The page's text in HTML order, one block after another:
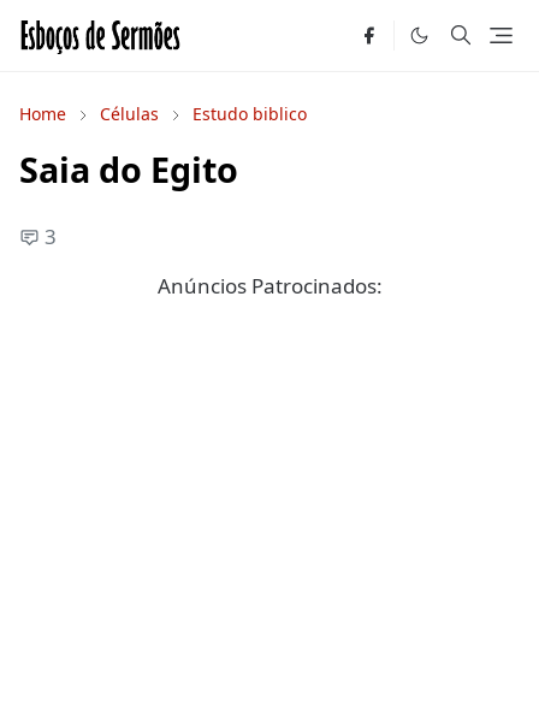
Home Células Estudo biblico
Saia do Egito
3
Anúncios Patrocinados: